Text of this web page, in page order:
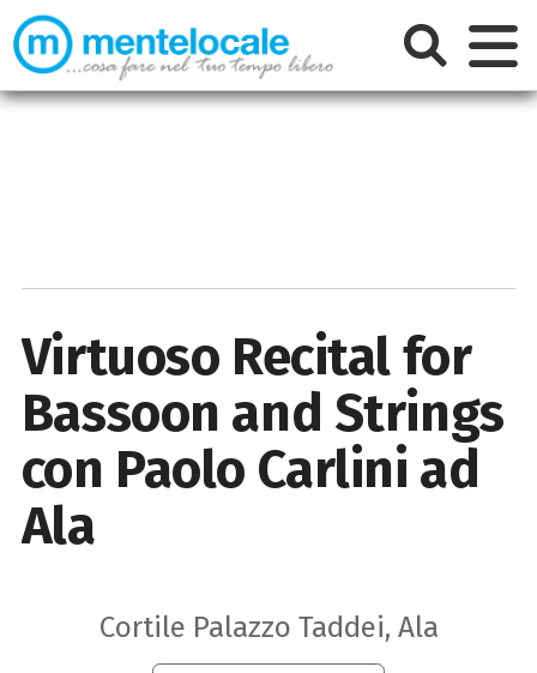
Virtuoso Recital for
Bassoon and Strings
con Paolo Carlini ad
Ala
Cortile Palazzo Taddei, Ala